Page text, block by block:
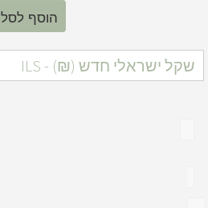
הוסף לסל
שקל ישראלי חדש (₪) - ILS